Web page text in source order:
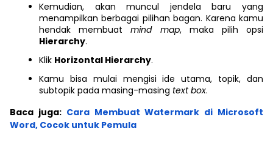
Kemudian, akan muncul jendela baru yang
menampilkan berbagai pilihan bagan. Karena kamu
hendak membuatmind map, maka pilih opsi
Hierarchy.
Klik Horizontal Hierarchy.
Kamu bisa mulai mengisi ide utama, topik, dan
subtopik pada masing-masing text box.
Baca juga:Cara Membuat Watermark di Microsoft
Word, Cocok untuk Pemula